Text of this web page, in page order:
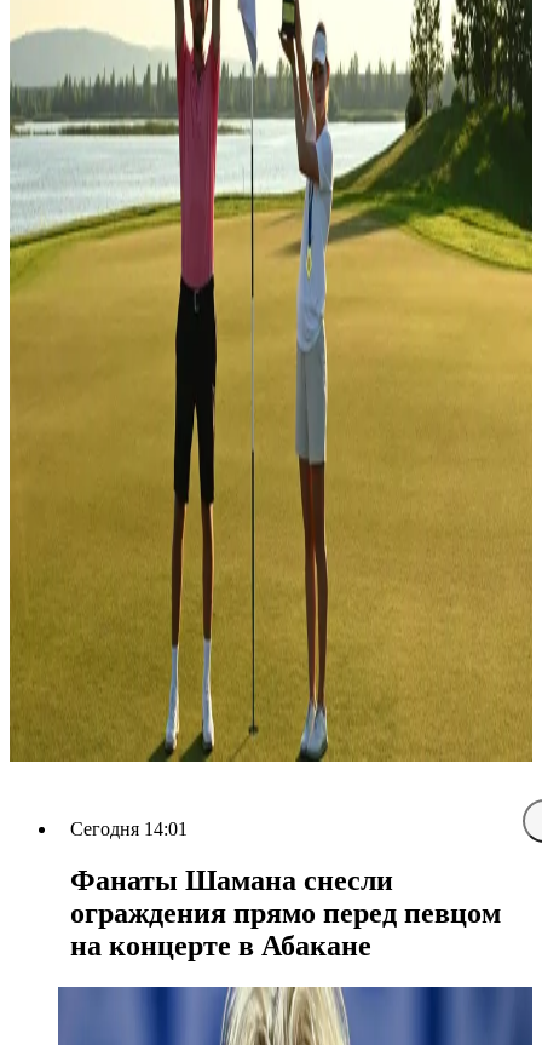
Сегодня 14:01
Фанаты Шамана снесли
ограждения прямо перед певцом
на концерте в Абакане